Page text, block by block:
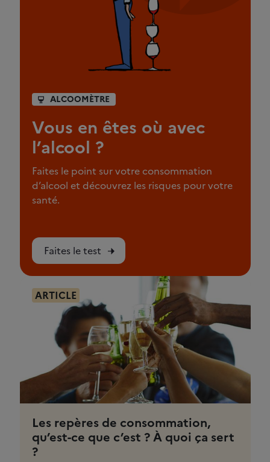
ALCOOMÈTRE
Vous en êtes où avec
l’alcool ?
Faites le point sur votre consommation
d’alcool et découvrez les risques pour votre
santé.
Faites le test
ARTICLE
Les repères de consommation,
qu’est-ce que c’est ? À quoi ça sert
?